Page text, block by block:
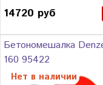
14720 руб
Бетономешалка
160 95422
Нет в наличии